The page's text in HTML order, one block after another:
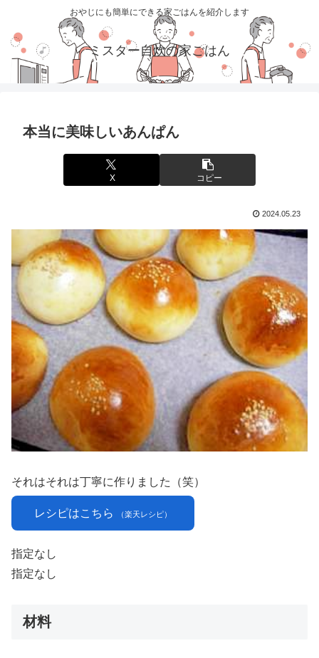
おやじにも簡単にできる家ごはんを紹介します
ミスター自炊の家ごはん
本当に美味しいあんぱん
X コピー
2024.05.23
それはそれは丁寧に作りました（笑）
レシピはこちら （楽天レシピ）
指定なし
指定なし
材料